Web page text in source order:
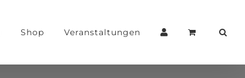
Shop Veranstaltungen